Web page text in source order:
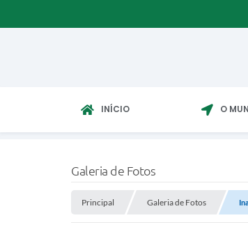
INÍCIO O
Galeria de Fotos
Principal Galeria de Fotos